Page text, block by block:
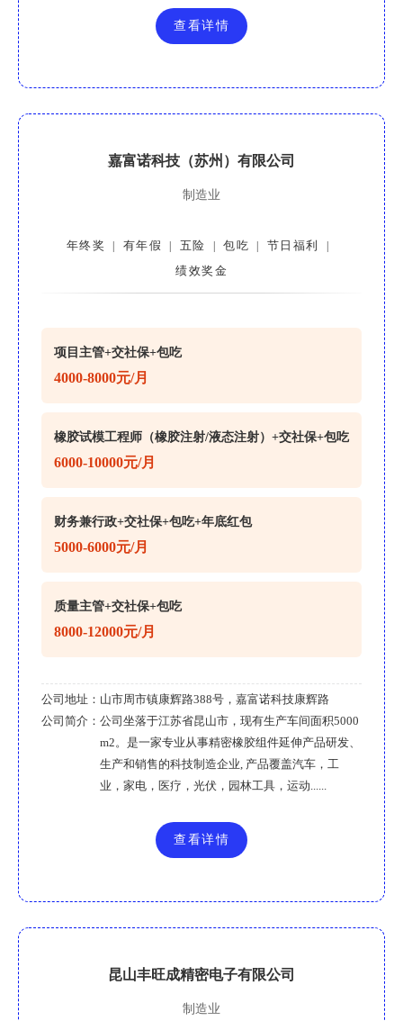
查看详情
嘉富诺科技（苏州）有限公司
制造业
年终奖 | 有年假 | 五险 | 包吃 | 节日福利 |
绩效奖金
项目主管+交社保+包吃
4000-8000元/月
橡胶试模工程师（橡胶注射/液态注射）+交社保+包吃
6000-10000元/月
财务兼行政+交社保+包吃+年底红包
5000-6000元/月
质量主管+交社保+包吃
8000-12000元/月
公司地址： 山市周市镇康辉路388号，嘉富诺科技康辉路
公司简介： 公司坐落于江苏省昆山市，现有生产车间面积5000
m2。是一家专业从事精密橡胶组件延伸产品研发、
生产和销售的科技制造企业, 产品覆盖汽车，工
业，家电，医疗，光伏，园林工具，运动......
查看详情
昆山丰旺成精密电子有限公司
制造业